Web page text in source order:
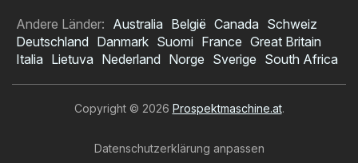
Andere Länder: Australia België Canada Schweiz
Deutschland Danmark Suomi France Great Britain
Italia Lietuva Nederland Norge Sverige South Africa
Copyright © 2026 Prospektmaschine.at.
Datenschutzerklärung anpassen